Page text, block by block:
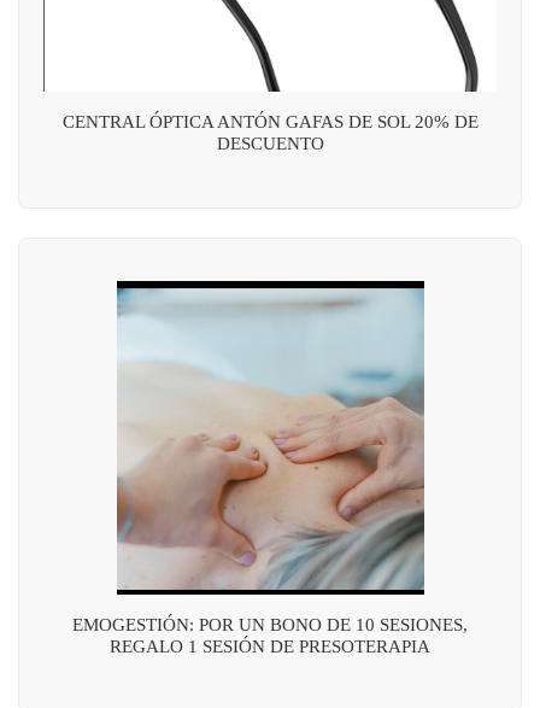
CENTRAL ÓPTICA ANTÓN GAFAS DE SOL 20% DE
DESCUENTO
EMOGESTIÓN: POR UN BONO DE 10 SESIONES,
REGALO 1 SESIÓN DE PRESOTERAPIA